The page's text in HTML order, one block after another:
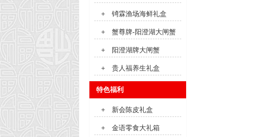
+ 锜霖渔场海鲜礼盒
+ 蟹尊牌-阳澄湖大闸蟹
+ 阳澄湖牌大闸蟹
+ 贵人福养生礼盒
特色福利
+ 新会陈皮礼盒
+ 金语零食大礼箱